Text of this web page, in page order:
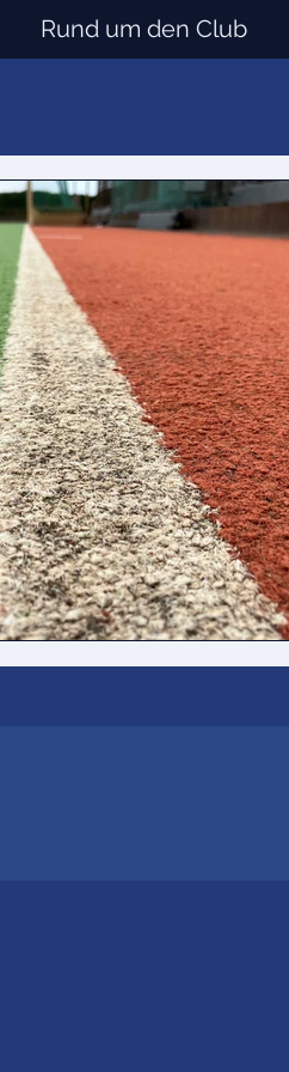
Rund um den Club